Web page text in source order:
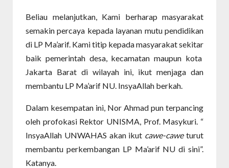
Beliau melanjutkan, Kami berharap masyarakat
semakin percaya kepada layanan mutu pendidikan
di LP Ma’arif. Kami titip kepada masyarakat sekitar
baik pemerintah desa, kecamatan maupun kota
Jakarta Barat di wilayah ini, ikut menjaga dan
membantu LP Ma’arif NU. InsyaAllah berkah.
Dalam kesempatan ini, Nor Ahmad pun terpancing
oleh profokasi Rektor UNISMA, Prof. Masykuri. “
InsyaAllah UNWAHAS akan ikut cawe-caweturut
membantu perkembangan LP Ma’arif NU di sini”.
Katanya.